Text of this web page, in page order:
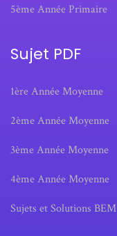
5ème Année Primaire
Sujet PDF
1ère Année Moyenne
2ème Année Moyenne
3ème Année Moyenne
4ème Année Moyenne
Sujets et Solutions BEM